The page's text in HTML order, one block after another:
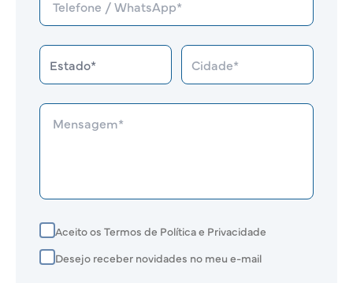
Aceito os Termos de Política e Privacidade
Desejo receber novidades no meu e-mail